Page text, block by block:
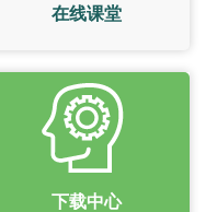
在线课堂
下载中心